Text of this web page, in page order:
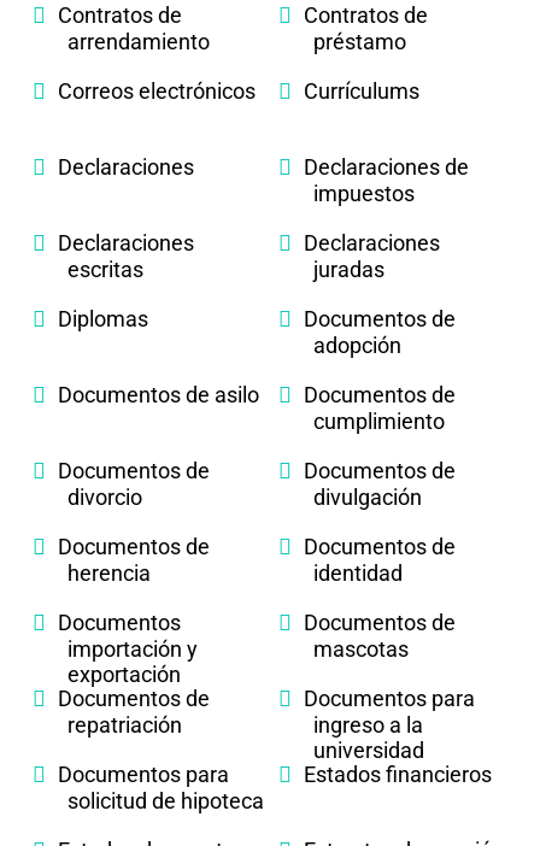
Contratos de
arrendamiento
Contratos de
préstamo
Correos electrónicos
Currículums
Declaraciones
Declaraciones de
impuestos
Declaraciones
escritas
Declaraciones
juradas
Diplomas
Documentos de
adopción
Documentos de asilo
Documentos de
cumplimiento
Documentos de
divorcio
Documentos de
divulgación
Documentos de
herencia
Documentos de
identidad
Documentos
importación y
exportación
Documentos de
mascotas
Documentos de
repatriación
Documentos para
ingreso a la
universidad
Documentos para
solicitud de hipoteca
Estados financieros